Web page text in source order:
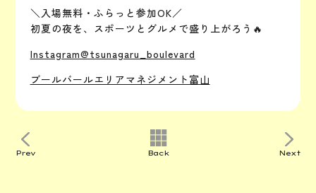
＼入場無料・ふらっと参加OK／
初夏の夜を、スポーツとグルメで盛り上がろう🔥
Instagram@tsunagaru_boulevard
ブールバールエリアマネジメント富山
Prev Back Next